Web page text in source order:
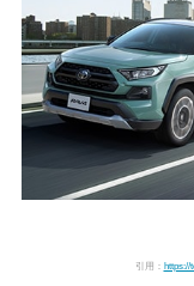
引用： https://